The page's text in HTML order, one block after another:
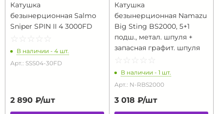
Катушка
безынерционная Salmo
Sniper SPIN II 4 3000FD
☆ ☆ ☆ ☆ ☆
★ ★ ★ ★ ★
В наличии - 4 шт.
Арт.: SSS04-30FD
2 890 ₽/шт
Катушка
безынерционная Namazu
Big Sting BS2000, 5+1
подш., метал. шпуля +
запасная графит. шпуля
☆ ☆ ☆ ☆ ☆
★ ★ ★ ★ ★
В наличии - 1 шт.
Арт.: N-RBS2000
3 018 ₽/шт